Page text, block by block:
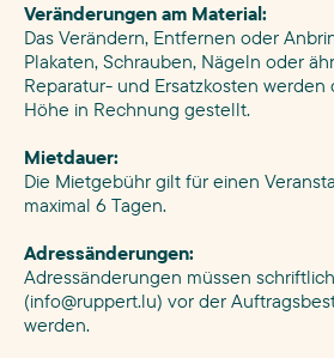
Veränderungen am Material:
Das Verändern, Entfernen oder
Plakaten, Schrauben, Nägeln oder
Reparatur- und Ersatzkosten
Höhe in Rechnung gestellt.
Mietdauer:
Die Mietgebühr gilt für einen
maximal 6 Tagen.
Adressänderungen:
Adressänderungen müssen
(info@ruppert.lu) vor der
werden.